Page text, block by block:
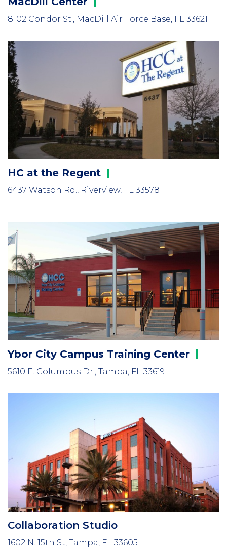
8102 Condor St., MacDill Air Force Base, FL 33621
HC at the Regent
6437 Watson Rd., Riverview, FL 33578
Ybor City Campus Training Center
5610 E. Columbus Dr., Tampa, FL 33619
Collaboration Studio
1602 N. 15th St, Tampa, FL 33605